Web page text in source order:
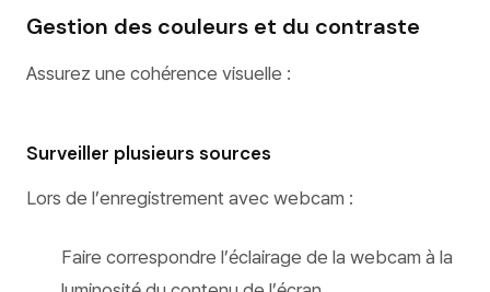
Gestion des couleurs et du contraste
Assurez une cohérence visuelle :
Surveiller plusieurs sources
Lors de l’enregistrement avec webcam :
Faire correspondre l’éclairage de la webcam à la